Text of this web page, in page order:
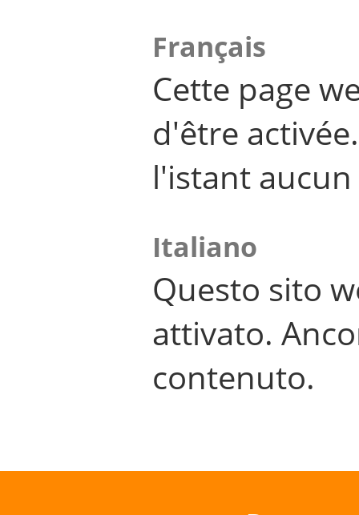
Français
Cette page
d'être
l'istant
Italiano
Questo sito
attivato.
contenuto.